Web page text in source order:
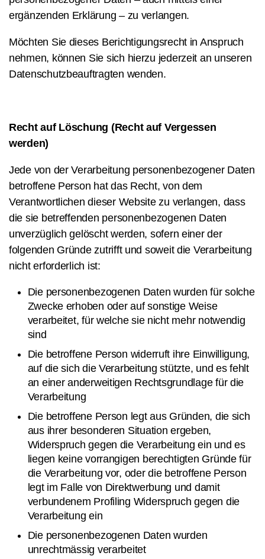
ergänzenden Erklärung – zu verlangen.
Möchten Sie dieses Berichtigungsrecht in Anspruch
nehmen, können Sie sich hierzu jederzeit an unseren
Datenschutzbeauftragten wenden.
Recht auf Löschung (Recht auf Vergessen
werden)
Jede von der Verarbeitung personenbezogener Daten
betroffene Person hat das Recht, von dem
Verantwortlichen dieser Website zu verlangen, dass
die sie betreffenden personenbezogenen Daten
unverzüglich gelöscht werden, sofern einer der
folgenden Gründe zutrifft und soweit die Verarbeitung
nicht erforderlich ist:
Die personenbezogenen Daten wurden für solche
Zwecke erhoben oder auf sonstige Weise
verarbeitet, für welche sie nicht mehr notwendig
sind
Die betroffene Person widerruft ihre Einwilligung,
auf die sich die Verarbeitung stützte, und es fehlt
an einer anderweitigen Rechtsgrundlage für die
Verarbeitung
Die betroffene Person legt aus Gründen, die sich
aus ihrer besonderen Situation ergeben,
Widerspruch gegen die Verarbeitung ein und es
liegen keine vorrangigen berechtigten Gründe für
die Verarbeitung vor, oder die betroffene Person
legt im Falle von Direktwerbung und damit
verbundenem Profiling Widerspruch gegen die
Verarbeitung ein
Die personenbezogenen Daten wurden
unrechtmässig verarbeitet